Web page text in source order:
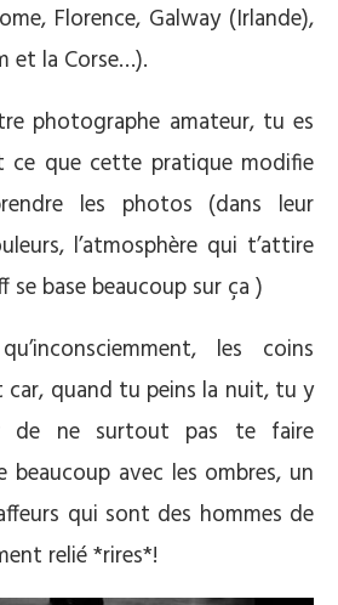
Florence, Galway (Irlande),
et la Corse…).
photographe amateur, tu es
ce que cette pratique modifie
les photos (dans leur
l’atmosphère qui t’attire
se base beaucoup sur ça )
les coins
car, quand tu peins la nuit, tu y
de ne surtout pas te faire
beaucoup avec les ombres, un
qui sont des hommes de
relié *rires*!